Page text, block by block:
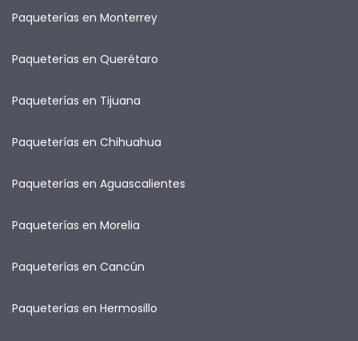
Paqueterías en Monterrey
Paqueterías en Querétaro
Paqueterías en Tijuana
Paqueterías en Chihuahua
Paqueterías en Aguascalientes
Paqueterías en Morelia
Paqueterías en Cancún
Paqueterías en Hermosillo